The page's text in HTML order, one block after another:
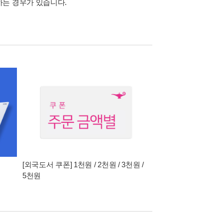
경우가 있습니다.
[외국도서 쿠폰] 1천원 / 2천원 / 3천원 /
5천원